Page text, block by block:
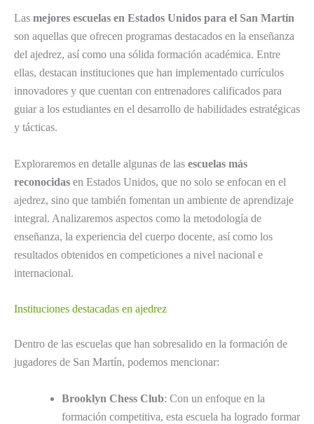
Las mejores escuelas en Estados Unidos para el San Martín
son aquellas que ofrecen programas destacados en la enseñanza
del ajedrez, así como una sólida formación académica. Entre
ellas, destacan instituciones que han implementado currículos
innovadores y que cuentan con entrenadores calificados para
guiar a los estudiantes en el desarrollo de habilidades estratégicas
y tácticas.
Exploraremos en detalle algunas de las escuelas más
reconocidas en Estados Unidos, que no solo se enfocan en el
ajedrez, sino que también fomentan un ambiente de aprendizaje
integral. Analizaremos aspectos como la metodología de
enseñanza, la experiencia del cuerpo docente, así como los
resultados obtenidos en competiciones a nivel nacional e
internacional.
Instituciones destacadas en ajedrez
Dentro de las escuelas que han sobresalido en la formación de
jugadores de San Martín, podemos mencionar:
Brooklyn Chess Club: Con un enfoque en la
formación competitiva, esta escuela ha logrado formar